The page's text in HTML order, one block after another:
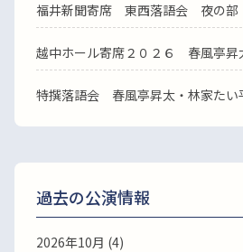
福井新聞寄席 東西落語会 夜の部
越中ホール寄席２０２６ 春風亭昇
特撰落語会 春風亭昇太・林家た
過去の公演情報
2026年10月 (4)